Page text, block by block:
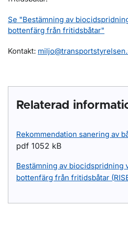
Se "Bestämning av
bottenfärg från fritidsbåtar"
Kontakt:
Relaterad
Rekommendation sanering av
pdf 1052 kB
Bestämning av biocidspridning
bottenfärg från fritidsbåtar